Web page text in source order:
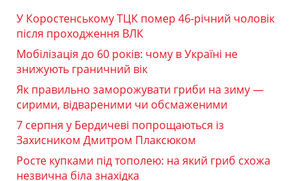
У Коростенському ТЦК помер 46-річний чоловік
після проходження ВЛК
Мобілізація до 60 років: чому в Україні не
знижують граничний вік
Як правильно заморожувати гриби на зиму —
сирими, відвареними чи обсмаженими
7 серпня у Бердичеві попрощаються із
Захисником Дмитром Плаксюком
Росте купками під тополею: на який гриб схожа
незвична біла знахідка